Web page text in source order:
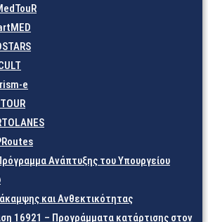
e
Ανάπτυξης του Υπουργείου
και Ανθεκτικότητας
16921 – Προγράμματα κατάρτισης στον